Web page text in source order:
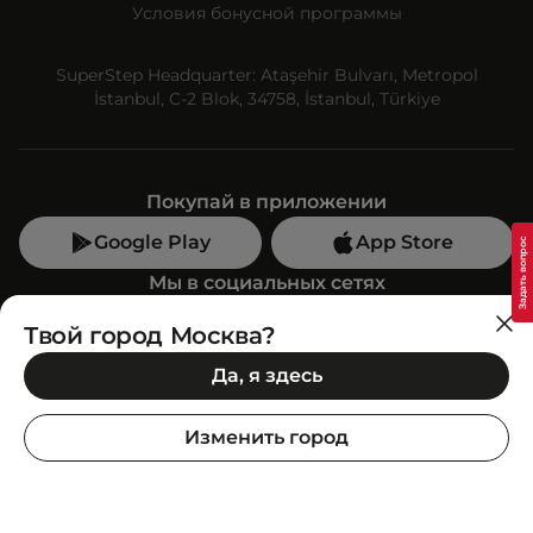
Условия бонусной программы
SuperStep Headquarter: Ataşehir Bulvarı, Metropol
İstanbul, C-2 Blok, 34758, İstanbul, Türkiye
Покупай в приложении
Google Play
App Store
Мы в социальных сетях
Позвони нам
+7 (499) 350-55-33
C 10:00 до 19:00
SuperStep-бот
Твой город Москва?
Да, я здесь
Изменить город